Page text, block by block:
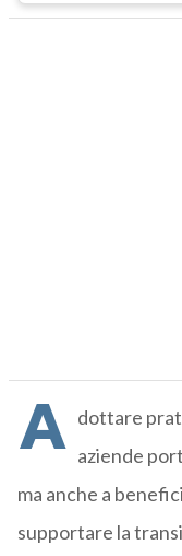
A dottare
aziende
ma anche a
supportare la